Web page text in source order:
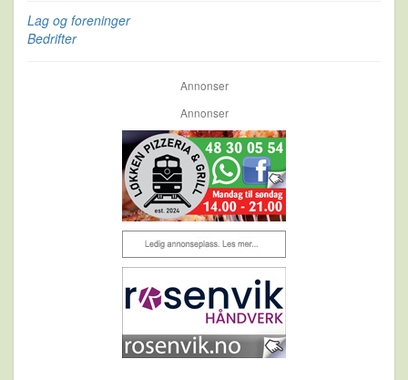
Lag og foreninger
Bedrifter
Annonser
Annonser